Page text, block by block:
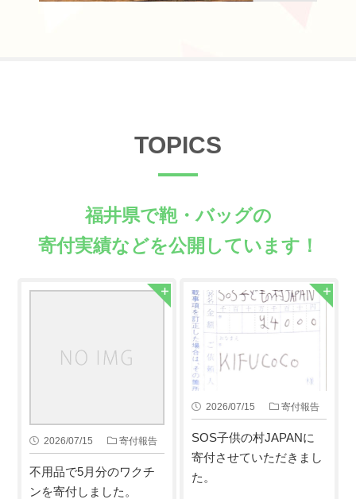
TOPICS
福井県で鞄・バッグの
寄付実績などを公開しています！
2026/07/15 寄付報告
不用品で5月分のワクチ
ンを寄付しました。
2026/07/15 寄付報告
SOS子供の村JAPANに
寄付させていただきまし
た。